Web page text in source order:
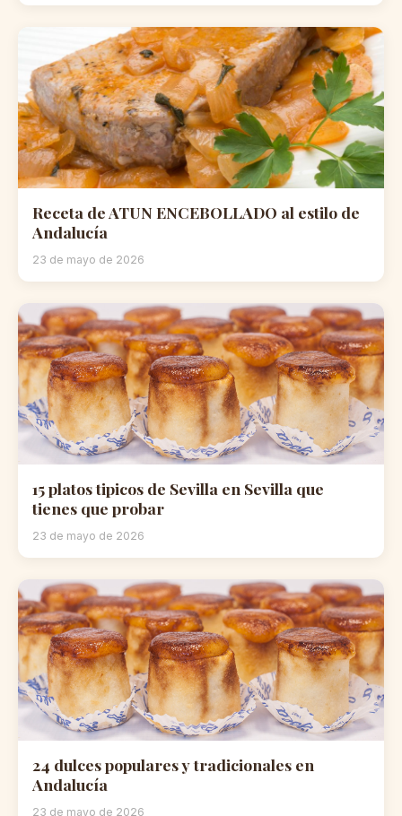
Receta de ATUN ENCEBOLLADO al estilo de
Andalucía
23 de mayo de 2026
15 platos tipicos de Sevilla en Sevilla que
tienes que probar
23 de mayo de 2026
24 dulces populares y tradicionales en
Andalucía
23 de mayo de 2026